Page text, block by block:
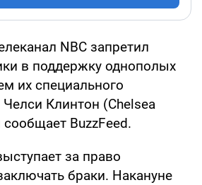
NBC запретил
в поддержку однополых
их специального
Клинтон (Chelsea
BuzzFeed.
за право
браки. Накануне